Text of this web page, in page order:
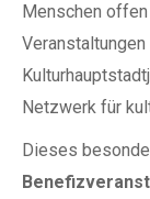
Menschen
Netzwerk für
Dieses